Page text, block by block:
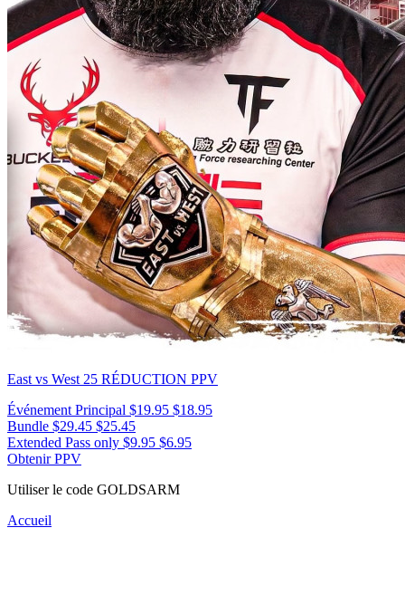
East vs West 25 RÉDUCTION PPV
Événement Principal $19.95 $18.95
Bundle $29.45 $25.45
Extended Pass only $9.95 $6.95
Obtenir PPV
Utiliser le code GOLDSARM
Accueil